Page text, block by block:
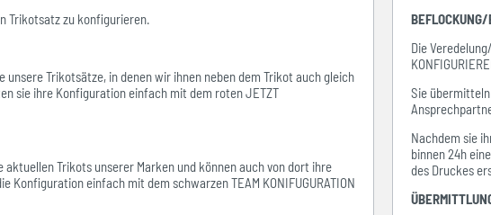
Trikotsatz zu konfigurieren.
unsere Trikotsätze, in denen wir ihnen neben dem Trikot auch gleich
sie ihre Konfiguration einfach mit dem roten JETZT
aktuellen Trikots unserer Marken und können auch von dort ihre
Konfiguration einfach mit dem schwarzen TEAM KONIFUGURATION
BEFLOCKUNG/
Die
Sie
Nachdem sie
binnen 24h
des Druckes